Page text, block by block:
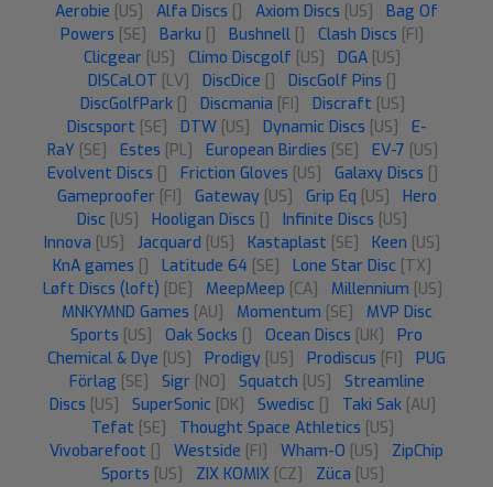
Aerobie [US] Alfa Discs Axiom Discs [US]
Bag Of
Powers [SE] Barku Bushnell Clash Discs [FI]
Clicgear [US] Climo Discgolf [US] DGA [US]
DISCaLOT [LV] DiscDice DiscGolf Pins
DiscGolfPark
Discmania [FI] Discraft [US]
Discsport [SE] DTW [US] Dynamic Discs [US]
E-
RaY [SE] Estes [PL] European Birdies [SE] EV-7 [US]
Evolvent Discs
Friction Gloves [US] Galaxy Discs
Gameproofer [FI] Gateway [US] Grip Eq [US]
Hero
Disc [US] Hooligan Discs Infinite Discs [US]
Innova [US] Jacquard [US] Kastaplast [SE] Keen [US]
KnA games
Latitude 64 [SE] Lone Star Disc [TX]
Løft Discs (loft) [DE] MeepMeep [CA] Millennium [US]
MNKYMND Games [AU] Momentum [SE]
MVP Disc
Sports [US] Oak Socks Ocean Discs [UK]
Pro
Chemical & Dye [US] Prodigy [US] Prodiscus [FI]
PUG
Förlag [SE] Sigr [NO] Squatch [US]
Streamline
Discs [US] SuperSonic [DK] Swedisc Taki Sak [AU]
Tefat [SE] Thought Space Athletics [US]
Vivobarefoot
Westside [FI] Wham-O [US]
ZipChip
Sports [US] ZIX KOMIX [CZ] Züca [US]